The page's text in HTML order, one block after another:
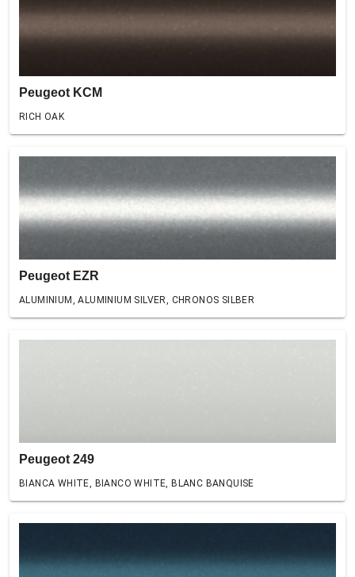
Peugeot KCM
RICH OAK
Peugeot EZR
ALUMINIUM, ALUMINIUM SILVER, CHRONOS SILBER
Peugeot 249
BIANCA WHITE, BIANCO WHITE, BLANC BANQUISE